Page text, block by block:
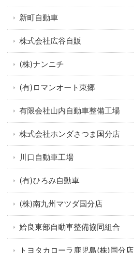
新町自動車
株式会社広谷自販
(株)ナンニチ
(有)ロマンオート東郷
有限会社山内自動車整備工場
株式会社ホンダさつま国分店
川口自動車工場
(有)ひろみ自動車
(株)南九州マツダ国分店
姶良東部自動車整備協同組合
トヨタカローラ鹿児島(株)国分店